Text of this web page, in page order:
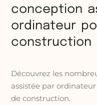
conception
ordinateur
construction
Découvrez les
assistée par
de construction.